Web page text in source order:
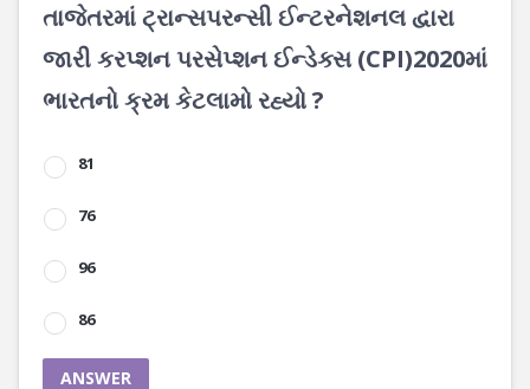
તાજેતરમાં ટ્રાન્સપરન્સી ઈન્ટરનેશનલ દ્વારા
જારી કરપ્શન પરસેપ્શન ઈન્ડેક્સ (CPI)2020માં
ભારતનો ક્રમ કેટલામો રહ્યો ?
81
76
96
86
ANSWER